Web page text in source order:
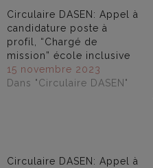
Circulaire DASEN: Appel à
candidature poste à
profil, “Chargé de
mission” école inclusive
15 novembre 2023
Dans "Circulaire DASEN"
Circulaire DASEN: Appel à